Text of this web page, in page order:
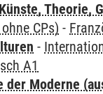
Theorie,
CPs) -
-
A1
der Moderne